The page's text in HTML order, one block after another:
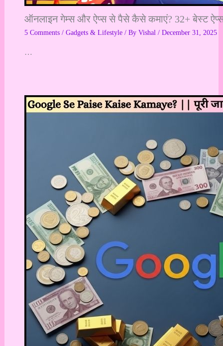
ऑनलाइन गेम्स और ऐप्स से पैसे कैसे कमाएं? 32+ बेस्ट
5 Comments / Gadgets & Lifestyle/ By Vishal / December 31, 2025
…